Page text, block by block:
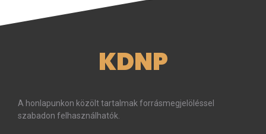
KDNP
A honlapunkon közölt tartalmak forrásmegjelöléssel
szabadon felhasználhatók.